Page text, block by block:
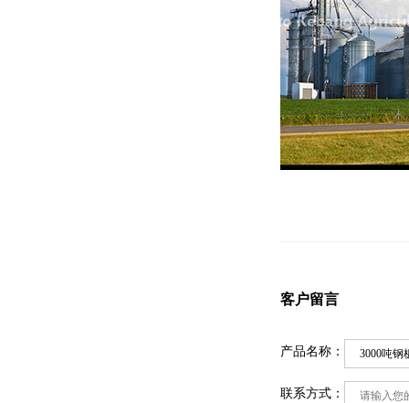
客户留言
产品名称：
联系方式：